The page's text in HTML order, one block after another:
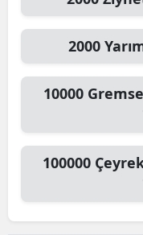
2000
10000
100000